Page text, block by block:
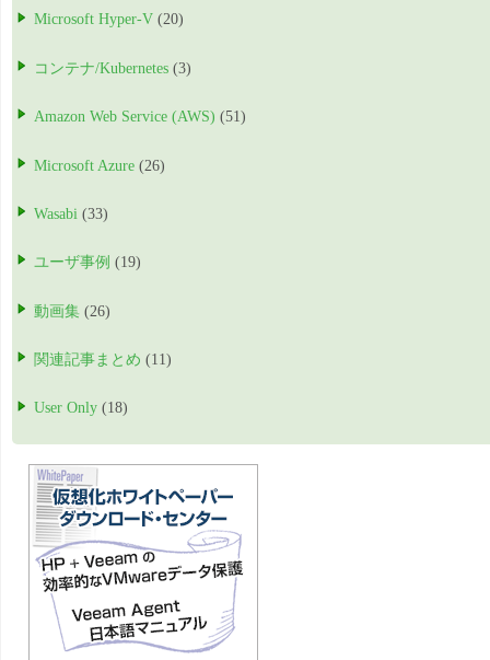
Microsoft Hyper-V (20)
コンテナ/Kubernetes (3)
Amazon Web Service (AWS) (51)
Microsoft Azure (26)
Wasabi (33)
ユーザ事例 (19)
動画集 (26)
関連記事まとめ (11)
User Only (18)